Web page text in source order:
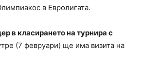
в Евролигата.
в класирането на турнира с
(7 февруари) ще има визита на